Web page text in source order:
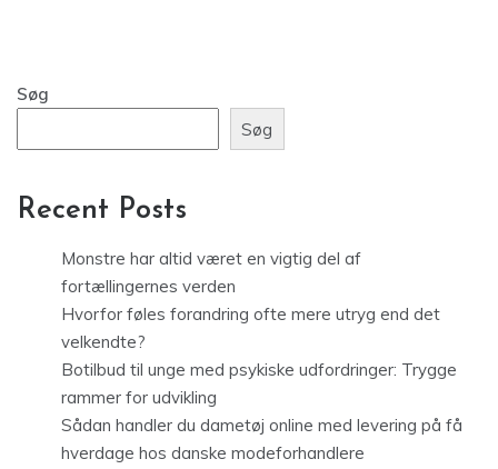
Søg
Søg
Recent Posts
Monstre har altid været en vigtig del af
fortællingernes verden
Hvorfor føles forandring ofte mere utryg end det
velkendte?
Botilbud til unge med psykiske udfordringer: Trygge
rammer for udvikling
Sådan handler du dametøj online med levering på få
hverdage hos danske modeforhandlere